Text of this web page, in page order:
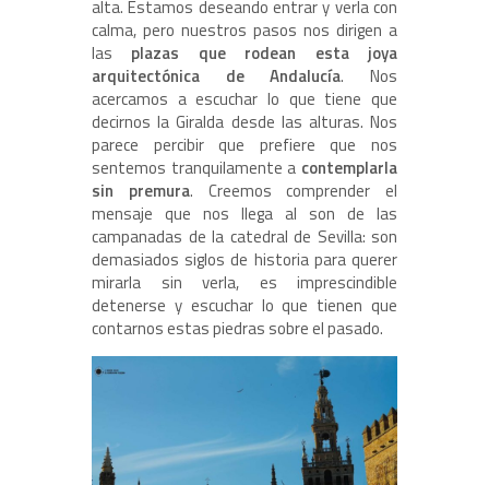
alta. Estamos deseando entrar y verla con
calma, pero nuestros pasos nos dirigen a
las plazas que rodean esta joya
arquitectónica de Andalucía. Nos
acercamos a escuchar lo que tiene que
decirnos la Giralda desde las alturas. Nos
parece percibir que prefiere que nos
sentemos tranquilamente a contemplarla
sin premura. Creemos comprender el
mensaje que nos llega al son de las
campanadas de la catedral de Sevilla: son
demasiados siglos de historia para querer
mirarla sin verla, es imprescindible
detenerse y escuchar lo que tienen que
contarnos estas piedras sobre el pasado.